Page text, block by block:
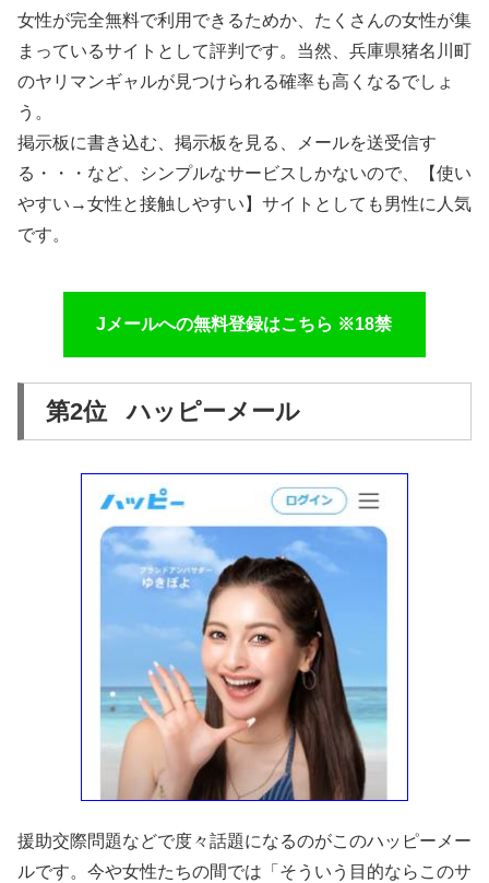
女性が完全無料で利用できるためか、たくさんの女性が集
まっているサイトとして評判です。当然、兵庫県猪名川町
のヤリマンギャルが見つけられる確率も高くなるでしょ
う。
掲示板に書き込む、掲示板を見る、メールを送受信す
る・・・など、シンプルなサービスしかないので、【使い
やすい→女性と接触しやすい】サイトとしても男性に人気
です。
Jメールへの無料登録はこちら ※18禁
第2位 ハッピーメール
援助交際問題などで度々話題になるのがこのハッピーメー
ルです。今や女性たちの間では「そういう目的ならこのサ